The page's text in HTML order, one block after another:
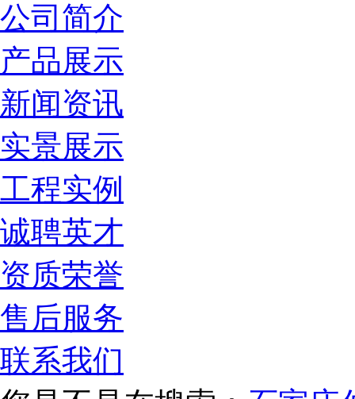
公司简介
产品展示
新闻资讯
实景展示
工程实例
诚聘英才
资质荣誉
售后服务
联系我们